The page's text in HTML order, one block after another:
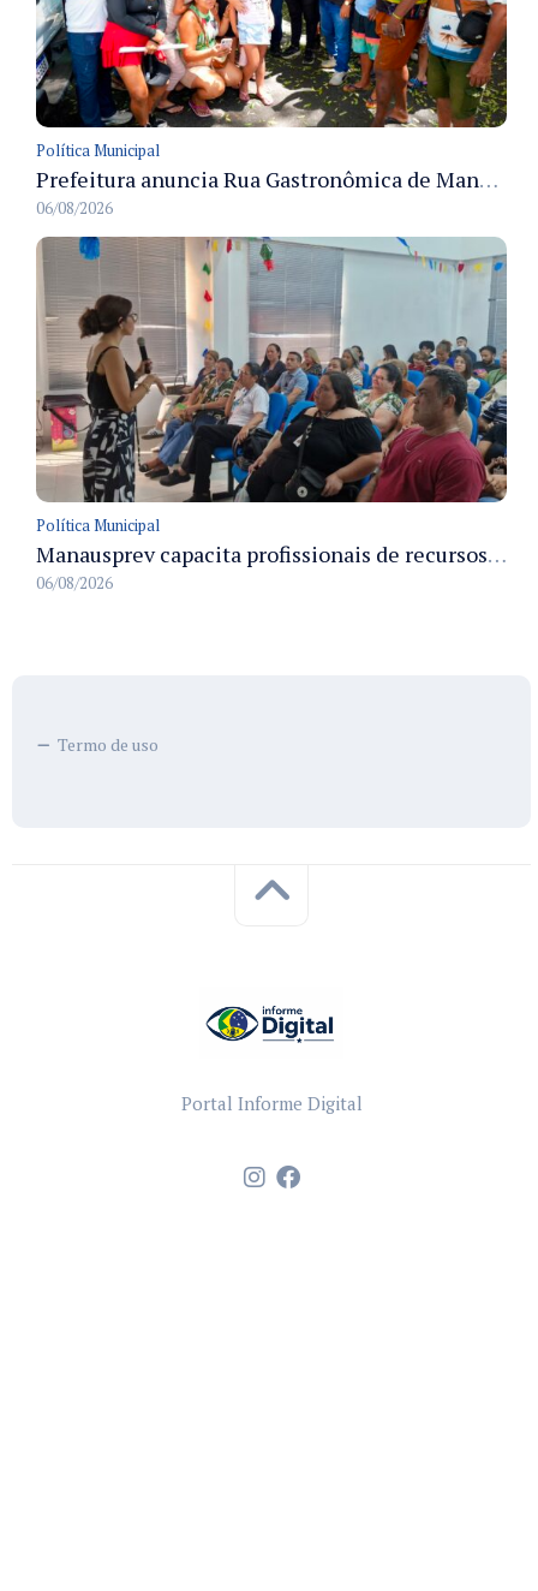
Política Municipal
Prefeitura anuncia Rua Gastronômica de Manaus e garante alternativas para 54 ambulantes cadastrados
06/08/2026
Política Municipal
Manausprev capacita profissionais de recursos humanos para agilizar concessão de aposentadorias no município
06/08/2026
Termo de uso
Portal Informe Digital